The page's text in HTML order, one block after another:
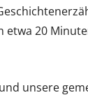
etwa 20
unsere